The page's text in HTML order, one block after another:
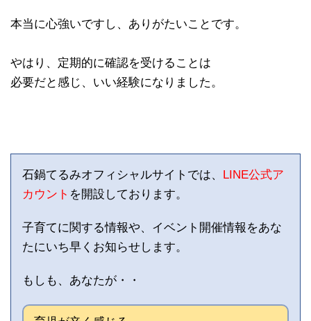
本当に心強いですし、ありがたいことです。
やはり、定期的に確認を受けることは
必要だと感じ、いい経験になりました。
石鍋てるみオフィシャルサイトでは、 LINE公式ア
カウント を開設しております。
子育てに関する情報や、イベント開催情報をあな
たにいち早くお知らせします。
もしも、あなたが・・